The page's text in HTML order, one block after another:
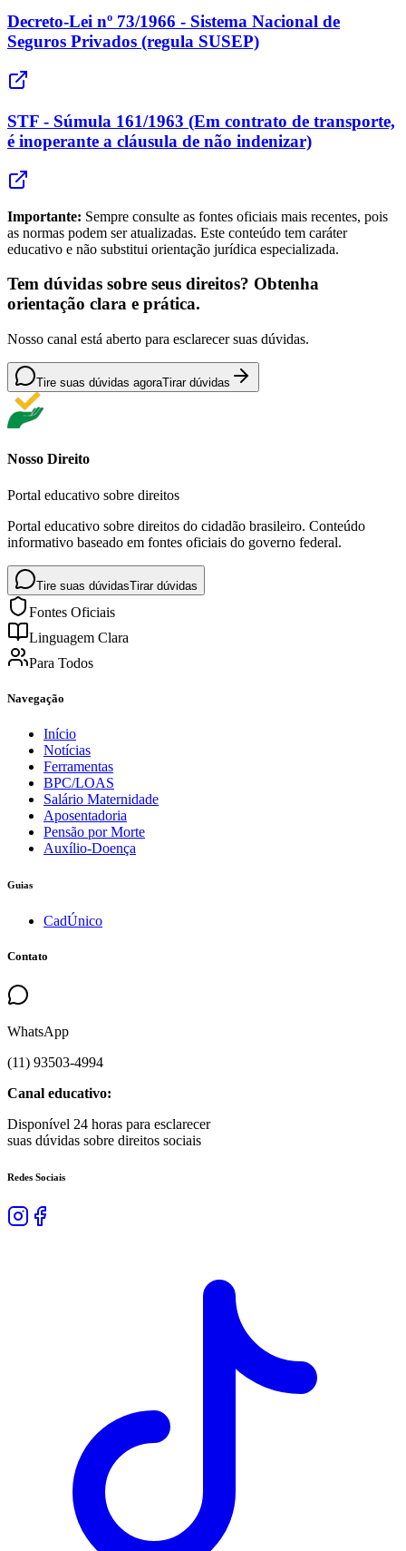
Decreto-Lei nº 73/1966 - Sistema Nacional de
Seguros Privados (regula SUSEP)
STF - Súmula 161/1963 (Em contrato de transporte,
é inoperante a cláusula de não indenizar)
Importante: Sempre consulte as fontes oficiais mais recentes, pois
as normas podem ser atualizadas. Este conteúdo tem caráter
educativo e não substitui orientação jurídica especializada.
Tem dúvidas sobre seus direitos? Obtenha
orientação clara e prática.
Nosso canal está aberto para esclarecer suas dúvidas.
Tire suas dúvidas agoraTirar dúvidas
Nosso Direito
Portal educativo sobre direitos
Portal educativo sobre direitos do cidadão brasileiro. Conteúdo
informativo baseado em fontes oficiais do governo federal.
Tire suas dúvidasTirar dúvidas
Fontes Oficiais
Linguagem Clara
Para Todos
Navegação
Início
Notícias
Ferramentas
BPC/LOAS
Salário Maternidade
Aposentadoria
Pensão por Morte
Auxílio-Doença
Guias
CadÚnico
Contato
WhatsApp
(11) 93503-4994
Canal educativo:
Disponível 24 horas para esclarecer
suas dúvidas sobre direitos sociais
Redes Sociais